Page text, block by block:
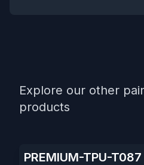
Explore our other
products
PREMIUM-TPU-T087